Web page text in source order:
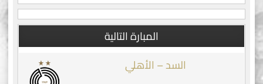
المبارة التالية
السد – الأهلي